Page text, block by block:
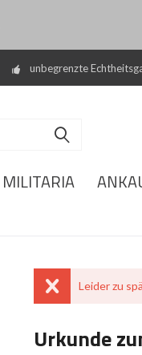
unbegrenzte
MILITARIA
Leider zu
Urkunde